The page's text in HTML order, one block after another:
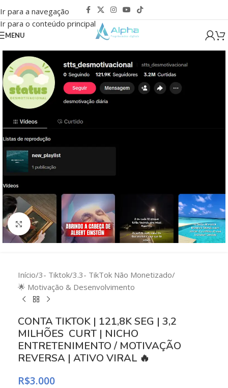
Ir para a navegação
Ir para o conteúdo principal
MENU
Clique para ampliar
Início/3- Tiktok/3.3- TikTok Não Monetizado/
🌟 Motivação & Desenvolvimento
CONTA TIKTOK | 121,8K SEG | 3,2
MILHÕES CURT | NICHO
ENTRETENIMENTO / MOTIVAÇÃO
REVERSA | ATIVO VIRAL 🔥
R$3.000